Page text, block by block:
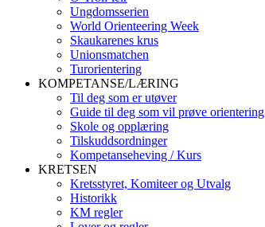
Ungdomsserien
World Orienteering Week
Skaukarenes krus
Unionsmatchen
Turorientering
KOMPETANSE/LÆRING
Til deg som er utøver
Guide til deg som vil prøve orientering
Skole og opplæring
Tilskuddsordninger
Kompetanseheving / Kurs
KRETSEN
Kretsstyret, Komiteer og Utvalg
Historikk
KM regler